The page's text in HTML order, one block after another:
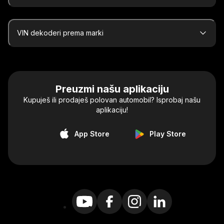
VIN dekoderi prema marki
Preuzmi našu aplikaciju
Kupuješ ili prodaješ polovan automobil? Isprobaj našu
aplikaciju!
App Store Play Store